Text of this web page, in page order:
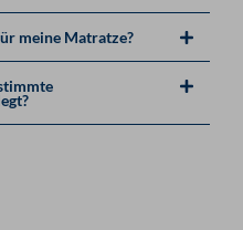
meine Matratze?